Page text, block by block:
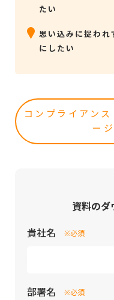
たい
思い込みに捉われ
にしたい
コンプライアン
ー
資料のダ
貴社名 ※必須
部署名 ※必須